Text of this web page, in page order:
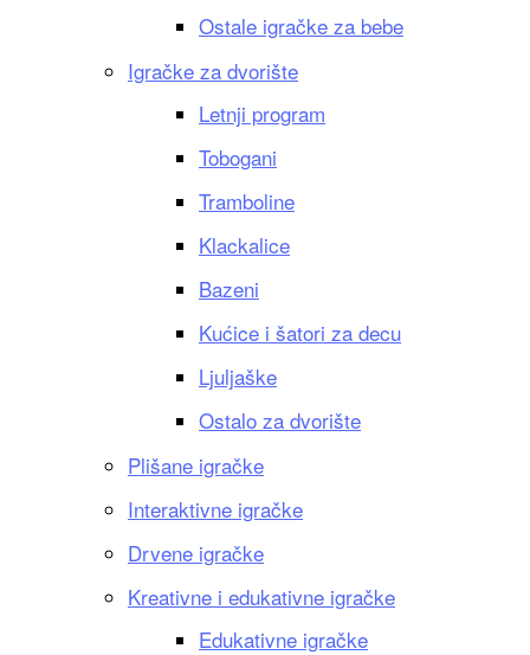
Ostale igračke za bebe
Igračke za dvorište
Letnji program
Tobogani
Tramboline
Klackalice
Bazeni
Kućice i šatori za decu
Ljuljaške
Ostalo za dvorište
Plišane igračke
Interaktivne igračke
Drvene igračke
Kreativne i edukativne igračke
Edukativne igračke